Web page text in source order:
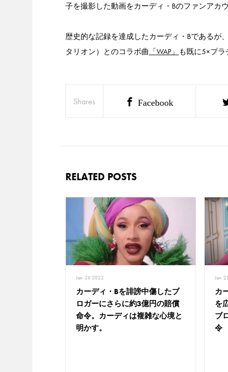
子を撮影した動画をカーディ・Bのファンアカ
歴史的な記録を達成したカーディ・Bであるが
タリオン）とのコラボ曲 「WAP」 も既に5×プラ
Shares Facebook
RELATED POSTS
Jan. 26 2022
カーディ・Bを誹謗中傷したブ
ロガーにさらに約3億円の賠償
命令。カーディは複雑な心境と
明かす。
Jan.
カ
を
ブ
令